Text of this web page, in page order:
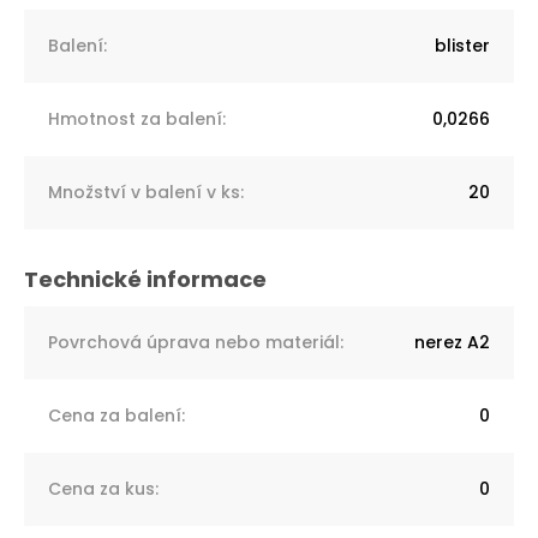
Balení: blister
Hmotnost za balení: 0,0266
Množství v balení v ks: 20
Povrchová úprava nebo materiál: nerez A2
Cena za balení: 0
Cena za kus: 0